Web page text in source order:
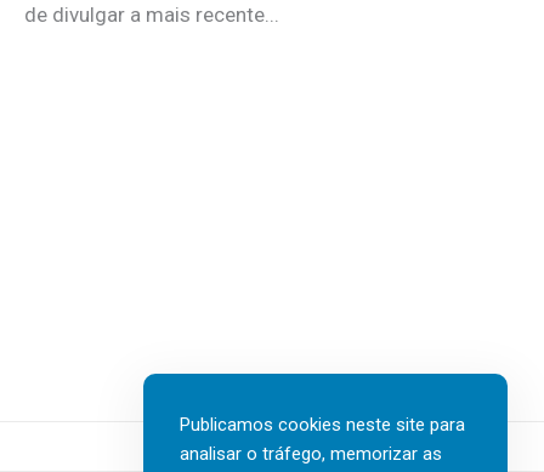
de divulgar a mais recente...
Publicamos cookies neste site para
analisar o tráfego, memorizar as